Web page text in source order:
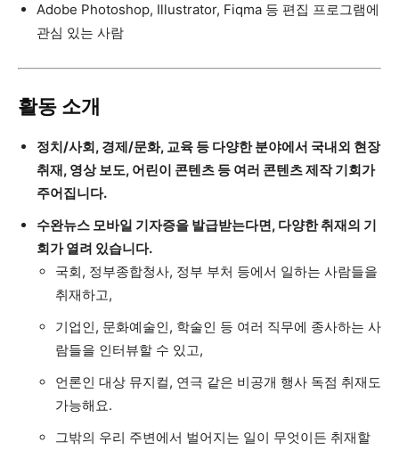
Adobe Photoshop, Illustrator, Fiqma 등 편집 프로그램에
관심 있는 사람
활동 소개
정치/사회, 경제/문화, 교육 등 다양한 분야에서 국내외 현장
취재, 영상 보도, 어린이 콘텐츠 등 여러 콘텐츠 제작 기회가
주어집니다.
수완뉴스 모바일 기자증을 발급받는다면, 다양한 취재의 기
회가 열려 있습니다.
국회, 정부종합청사, 정부 부처 등에서 일하는 사람들을
취재하고,
기업인, 문화예술인, 학술인 등 여러 직무에 종사하는 사
람들을 인터뷰할 수 있고,
언론인 대상 뮤지컬, 연극 같은 비공개 행사 독점 취재도
가능해요.
그밖의 우리 주변에서 벌어지는 일이 무엇이든 취재할